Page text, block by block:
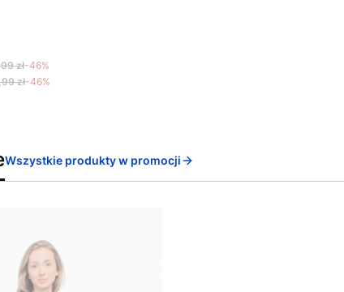
zł-46%
zł-46%
Wszystkie produkty w promocji